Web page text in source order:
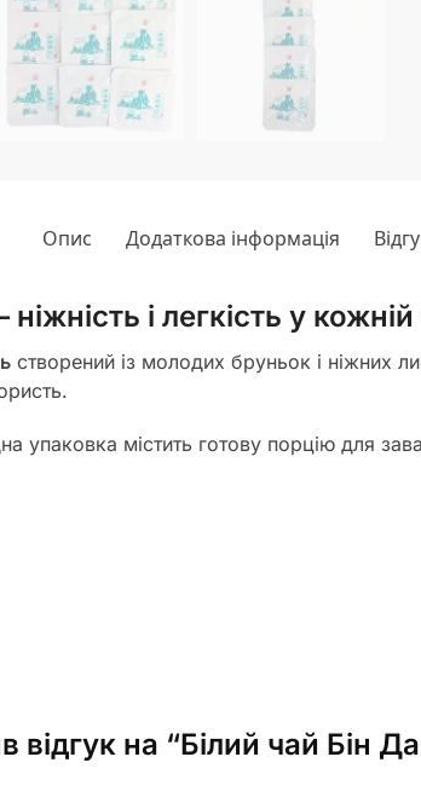
Опис Додаткова інформація
і легкість у
створений із молодих бруньок і ніжних
упаковка містить готову порцію для
на “Білий чай Бін